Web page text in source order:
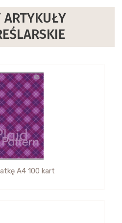
ARTYKUŁY
A4 100 kart